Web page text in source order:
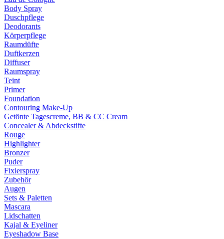
Body Spray
Duschpflege
Deodorants
Körperpflege
Raumdüfte
Duftkerzen
Diffuser
Raumspray
Teint
Primer
Foundation
Contouring Make-Up
Getönte Tagescreme, BB & CC Cream
Concealer & Abdeckstifte
Rouge
Highlighter
Bronzer
Puder
Fixierspray
Zubehör
Augen
Sets & Paletten
Mascara
Lidschatten
Kajal & Eyeliner
Eyeshadow Base